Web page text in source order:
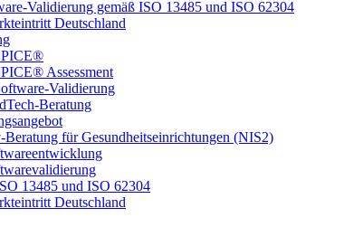
Validierung gemäß ISO 13485 und ISO 62304
Deutschland
Assessment
Validierung
Beratung
Beratung für Gesundheitseinrichtungen (NIS2)
13485 und ISO 62304
Deutschland